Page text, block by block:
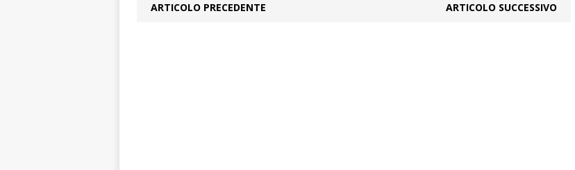
ARTICOLO PRECEDENTE ARTICOLO SUCCESSIVO